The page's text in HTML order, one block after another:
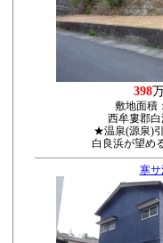
398
敷地面積
西牟婁郡白
★温泉(源泉)
白良浜が望め
寒サ